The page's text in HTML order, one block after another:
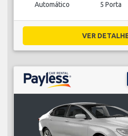
Automático 5 Porta
VER